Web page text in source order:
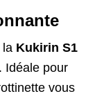
la Kukirin S1
. Idéale pour
vous